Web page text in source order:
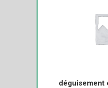
déguisement